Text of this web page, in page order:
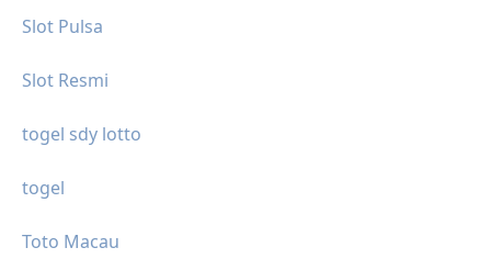
Slot Pulsa
Slot Resmi
togel sdy lotto
togel
Toto Macau